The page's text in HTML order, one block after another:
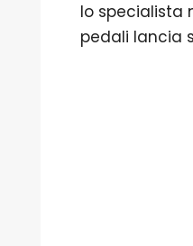
lo specialista
pedali lancia